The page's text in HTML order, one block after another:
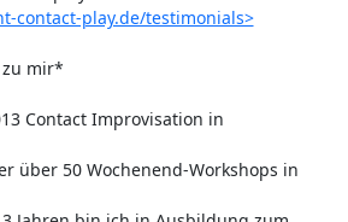
contact-play.de/testimonials>
zu mir*
Contact Improvisation in
über 50 Wochenend-Workshops in